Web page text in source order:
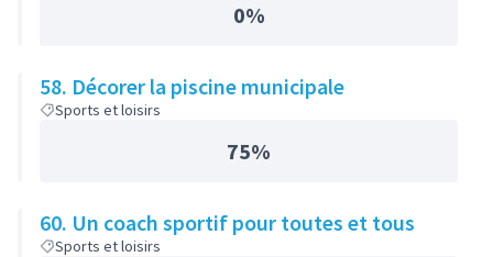
0%
58. Décorer la piscine municipale
Sports et loisirs
75%
60. Un coach sportif pour toutes et tous
Sports et loisirs